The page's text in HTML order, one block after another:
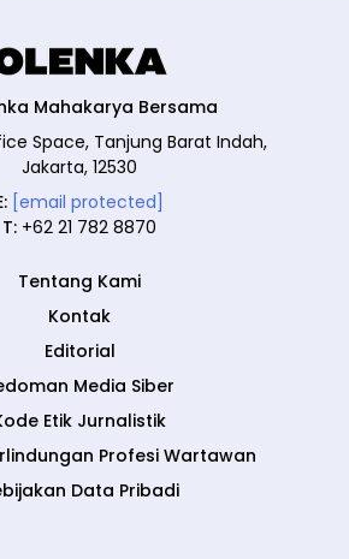
Mahakarya Bersama
Space, Tanjung Barat Indah,
Jakarta, 12530
[email protected]
T: +62 21 782 8870
Tentang Kami
Kontak
Editorial
Media Siber
Etik Jurnalistik
Profesi Wartawan
Data Pribadi